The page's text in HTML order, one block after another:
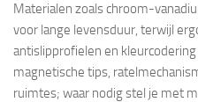
Materialen zoals chroom-
voor lange levensduur, terwijl
antislipprofielen en
magnetische tips,
ruimtes; waar nodig stel je met